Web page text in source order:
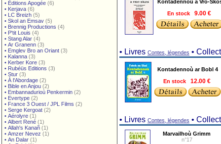
• Éditions Apogée (6)
• Kerjava (6)
• LC Breizh (5)
• Skol an Emsav (5)
• Brennig Productions (4)
• P'tit Louis (4)
• Stang Alar (4)
• Ar Granenn (3)
• Emglev Bro an Oriant (3)
• Kalanna (3)
• Kerber Kore (3)
• Rubéüs Editions (3)
• Stur (3)
• À l'Abordage (2)
• Bible en Anjou (2)
• Embannadurioù Penkermin (2)
• Evertype (2)
• France 3 Ouest / JPL Films (2)
• Serge Kergoat (2)
• Aérolyre (1)
• Albert René (1)
• Allah's Kanañ (1)
• Amzer Nevez (1)
• An Dalar (1)
Kontadennoù a Vro-
En stock
9.00 €
• Livres Contes, légendes •
Kontadennoù ar Bobl 4
En stock
12.00 €
• Livres Contes, légendes •
Marvailhoù Grimm
n°17